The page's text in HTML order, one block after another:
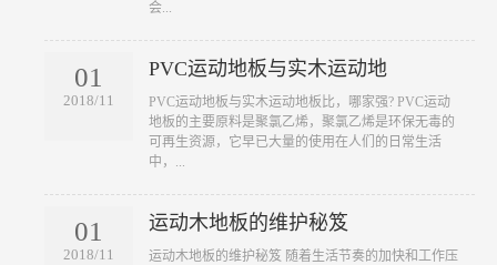
会...
01
2018/11
PVC运动地板与实木运动地
​PVC运动地板与实木运动地板比，哪家强? PVC运动
地板的主要原料是聚氯乙烯，聚氯乙烯是环保无毒的
可再生资源，它早已大量的使用在人们的日常生活
中，...
01
2018/11
运动木地板的维护秘笈
​运动木地板的维护秘笈 随着生活节奏的加快和工作压